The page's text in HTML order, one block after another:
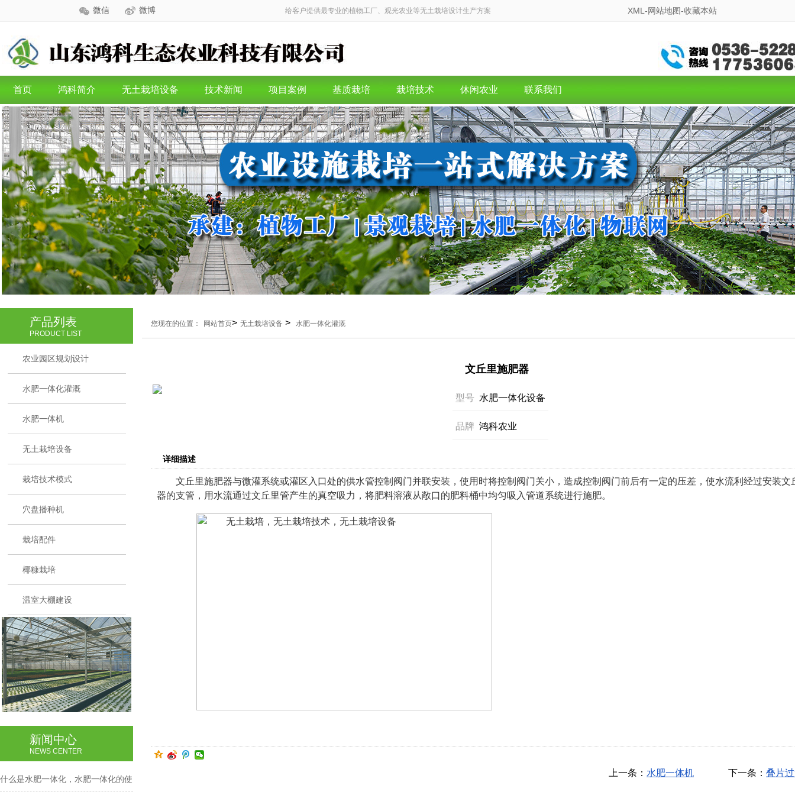
微信 微博 给客户提供最专业的植物工厂、观光农业等无土栽培设计生产方案 XML-网站地图-收藏本站
首页 鸿科简介 无土栽培设备 技术新闻 项目案例 基质栽培 栽培技术 休闲农业 联系我们
产品列表
PRODUCT LIST
农业园区规划设计
水肥一体化灌溉
水肥一体机
无土栽培设备
栽培技术模式
穴盘播种机
栽培配件
椰糠栽培
温室大棚建设
新闻中心
NEWS CENTER
什么是水肥一体化，水肥一体化的使
您现在的位置： 网站首页> 无土栽培设备 > 水肥一体化灌溉
文丘里施肥器
型号 水肥一体化设备
品牌 鸿科农业
详细描述
文丘里施肥器与微灌系统或灌区入口处的供水管控制阀门并联安装，使用时将控制阀门关小，造成控制阀门前后有一定的压差，使水流利经过安装文
器的支管，用水流通过文丘里管产生的真空吸力，将肥料溶液从敞口的肥料桶中均匀吸入管道系统进行施肥。
上一条： 水肥一体机 下一条： 叠片